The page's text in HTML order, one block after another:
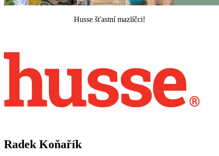
Husse šťastní mazlíčci!
Radek Koňařík